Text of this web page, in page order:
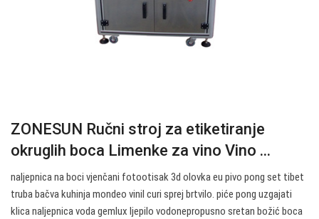
ZONESUN Ručni stroj za etiketiranje
okruglih boca Limenke za vino Vino ...
naljepnica na boci vjenčani fotootisak 3d olovka eu pivo pong set tibet
truba bačva kuhinja mondeo vinil curi sprej brtvilo. piće pong uzgajati
klica naljepnica voda gemlux ljepilo vodonepropusno sretan božić boca